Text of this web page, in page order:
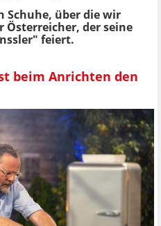
Schuhe, über die wir
Österreicher, der seine
feiert.
beim Anrichten den